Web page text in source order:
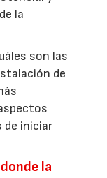
la
son las
de
de iniciar
la